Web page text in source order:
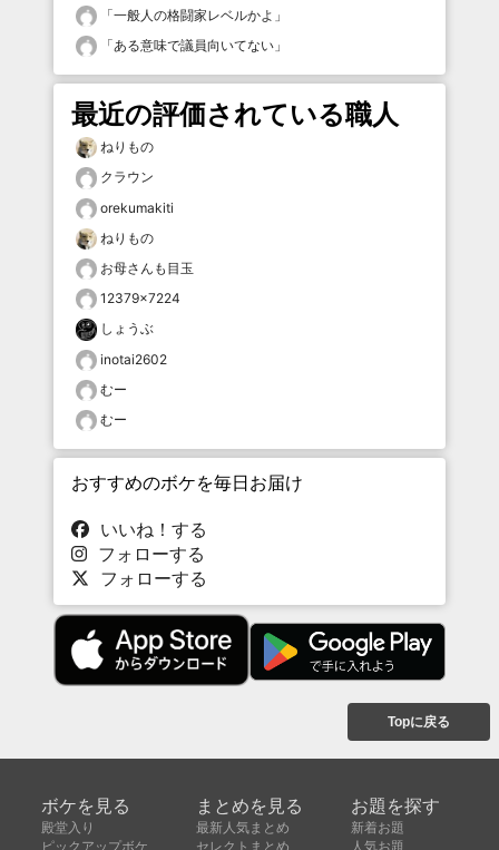
「一般人の格闘家レベルかよ 」
「ある意味で議員向いてない 」
最近の評価されている職人
ねりもの
クラウン
orekumakiti
ねりもの
お母さんも目玉
12379×7224
しょうぶ
inotai2602
むー
むー
おすすめのボケを毎日お届け
いいね！する
フォローする
フォローする
Topに戻る
ボケを見る
殿堂入り
ピックアップボケ
まとめを見る
最新人気まとめ
セレクトまとめ
お題を探す
新着お題
人気お題